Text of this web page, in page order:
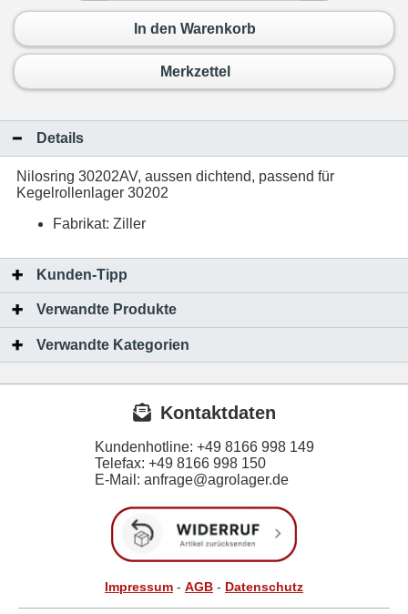
In den Warenkorb
Merkzettel
Details
Nilosring 30202AV, aussen dichtend, passend für
Kegelrollenlager 30202
Fabrikat: Ziller
Kunden-Tipp
Verwandte Produkte
Verwandte Kategorien
Kontaktdaten
Kundenhotline: +49 8166 998 149
Telefax: +49 8166 998 150
E-Mail: anfrage@agrolager.de
Impressum - AGB - Datenschutz